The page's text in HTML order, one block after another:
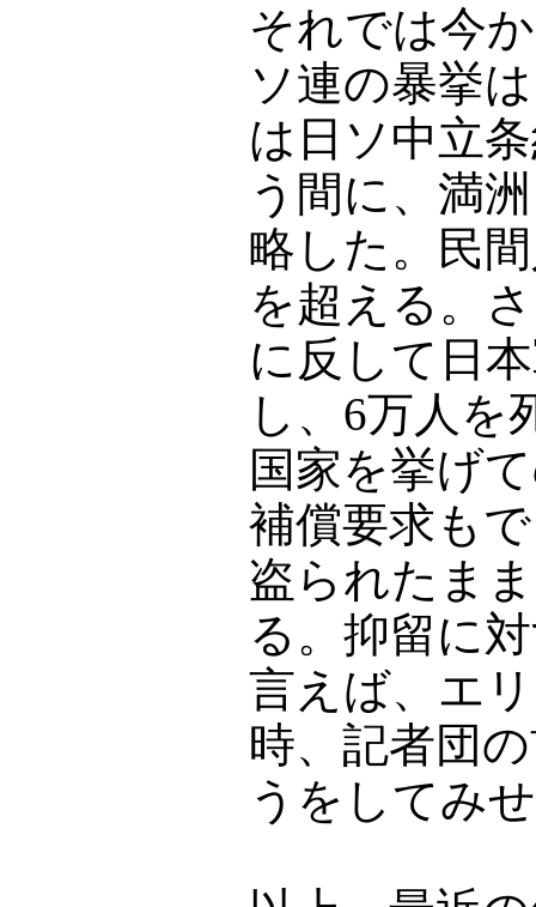
それでは今
ソ連の暴挙
は日ソ中立
う間に、満
略した。民
を超える。
に反して日
し、6万人を
国家を挙げ
補償要求も
盗られたま
る。抑留に
言えば、エ
時、記者団
うをしてみ